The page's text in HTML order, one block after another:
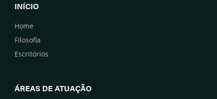
INÍCIO
Home
Filosofia
Escritórios
ÁREAS DE ATUAÇÃO